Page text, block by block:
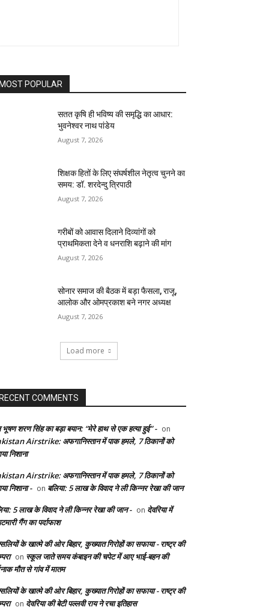
MOST POPULAR
सतत कृषि ही भविष्य की समृद्धि का आधार:
भुवनेश्वर नाथ पांडेय
August 7, 2026
शिक्षक हितों के लिए संघर्षशील नेतृत्व चुनने का
समय: डॉ. शरदेन्दु त्रिपाठी
August 7, 2026
गरीबों को आवास दिलाने दिव्यांगों को
प्राथमिकता देने व धनराशि बढ़ाने की मांग
August 7, 2026
सोनार समाज की बैठक में बड़ा फैसला, राजू,
आलोक और ओमप्रकाश बने नगर अध्यक्ष
August 7, 2026
Load more
RECENT COMMENTS
शरण सिंह का बड़ा बयान: “मेरे हाथ से एक हत्या हुई” - on
Airstrike: अफगानिस्तान में पाक हमले, 7 ठिकानों को
निशाना
Airstrike: अफगानिस्तान में पाक हमले, 7 ठिकानों को
निशाना - on बलिया: 5 लाख के विवाद ने ली किन्नर रेखा की जान
5 लाख के विवाद ने ली किन्नर रेखा की जान - on देवरिया में
गैंग का पर्दाफाश
के खात्मे की ओर बिहार, कुख्यात गिरोहों का सफाया - राष्ट्र की
on स्कूल जाते समय कंबाइन की चपेट में आए भाई-बहन की
मौत से गांव में मातम
के खात्मे की ओर बिहार, कुख्यात गिरोहों का सफाया - राष्ट्र की
on देवरिया की बेटी पल्लवी राय ने रचा इतिहास